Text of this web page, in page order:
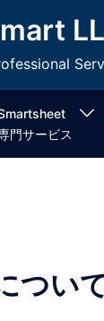
門サービス
つい